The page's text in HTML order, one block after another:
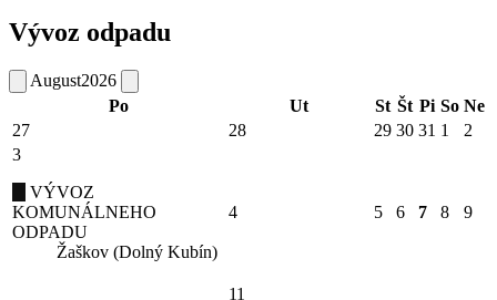
Vývoz odpadu
August2026
Po
Ut St Št Pi So Ne
27
28 29 30 31 1
2
3
VÝVOZ
KOMUNÁLNEHO
ODPADU
Žaškov (Dolný Kubín)
4 5 6 7 8 9
11